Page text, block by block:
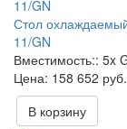
Стол
11/GN
Вместимость:: 5x
158 652 руб.
В корзину